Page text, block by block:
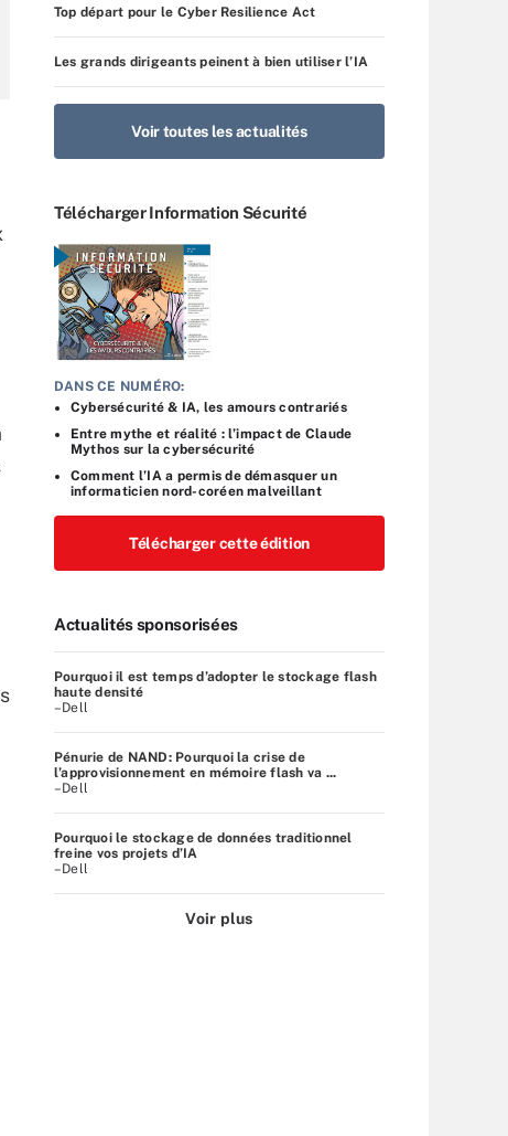
Top départ pour le Cyber Resilience Act
Les grands dirigeants peinent à bien utiliser l’IA
Voir toutes les actualités
Télécharger Information Sécurité
DANS CE NUMÉRO:
Cybersécurité & IA, les amours contrariés
Entre mythe et réalité : l’impact de Claude
Mythos sur la cybersécurité
Comment l’IA a permis de démasquer un
informaticien nord-coréen malveillant
Télécharger cette édition
Actualités sponsorisées
Pourquoi il est temps d’adopter le stockage flash
haute densité
–Dell
Pénurie de NAND: Pourquoi la crise de
l’approvisionnement en mémoire flash va ...
–Dell
Pourquoi le stockage de données traditionnel
freine vos projets d’IA
–Dell
Voir plus